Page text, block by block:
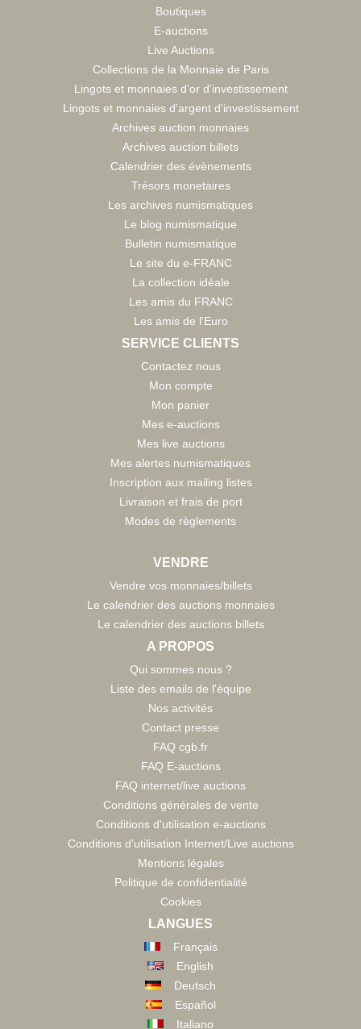
Boutiques
E-auctions
Live Auctions
Collections de la Monnaie de Paris
Lingots et monnaies d'or d'investissement
Lingots et monnaies d'argent d'investissement
Archives auction monnaies
Archives auction billets
Calendrier des évènements
Trésors monetaires
Les archives numismatiques
Le blog numismatique
Bulletin numismatique
Le site du e-FRANC
La collection idéale
Les amis du FRANC
Les amis de l'Euro
SERVICE CLIENTS
Contactez nous
Mon compte
Mon panier
Mes e-auctions
Mes live auctions
Mes alertes numismatiques
Inscription aux mailing listes
Livraison et frais de port
Modes de règlements
VENDRE
Vendre vos monnaies/billets
Le calendrier des auctions monnaies
Le calendrier des auctions billets
A PROPOS
Qui sommes nous ?
Liste des emails de l'équipe
Nos activités
Contact presse
FAQ cgb.fr
FAQ E-auctions
FAQ internet/live auctions
Conditions générales de vente
Conditions d'utilisation e-auctions
Conditions d'utilisation Internet/Live auctions
Mentions légales
Politique de confidentialité
Cookies
LANGUES
Français
English
Deutsch
Español
Italiano